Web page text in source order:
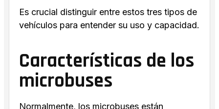
Es crucial distinguir entre estos tres tipos de
vehículos para entender su uso y capacidad.
Características de los
microbuses
Normalmente, los microbuses están